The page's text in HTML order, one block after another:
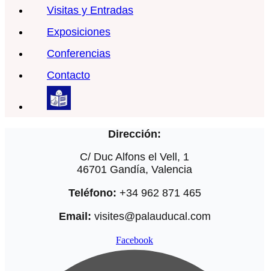
Visitas y Entradas
Exposiciones
Conferencias
Contacto
Dirección:
C/ Duc Alfons el Vell, 1
46701 Gandía, Valencia
Teléfono: +34 962 871 465
Email: visites@palauducal.com
Facebook